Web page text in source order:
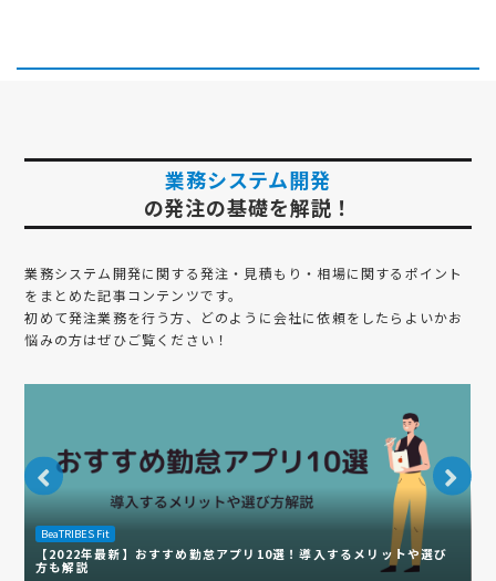
業務システム開発
の発注の基礎を解説！
業務システム開発に関する発注・見積もり・相場に関するポイント
をまとめた記事コンテンツです。
初めて発注業務を行う方、どのように会社に依頼をしたらよいかお
悩みの方はぜひご覧ください！
BeaTRIBES Fit
【2022年最新】おすすめ勤怠アプリ10選！導入するメリットや選び
方も解説